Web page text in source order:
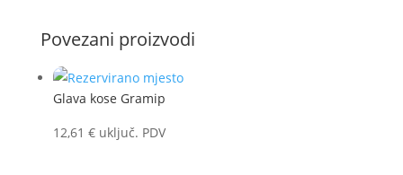
Povezani proizvodi
Glava kose Gramip
12,61 € uključ. PDV